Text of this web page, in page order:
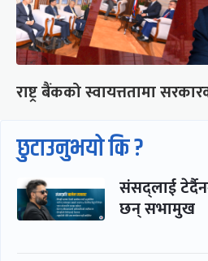
राष्ट्र बैंकको स्वायत्ततामा
छुटाउनुभयो कि ?
संसद्लाई
छन् सभामुख